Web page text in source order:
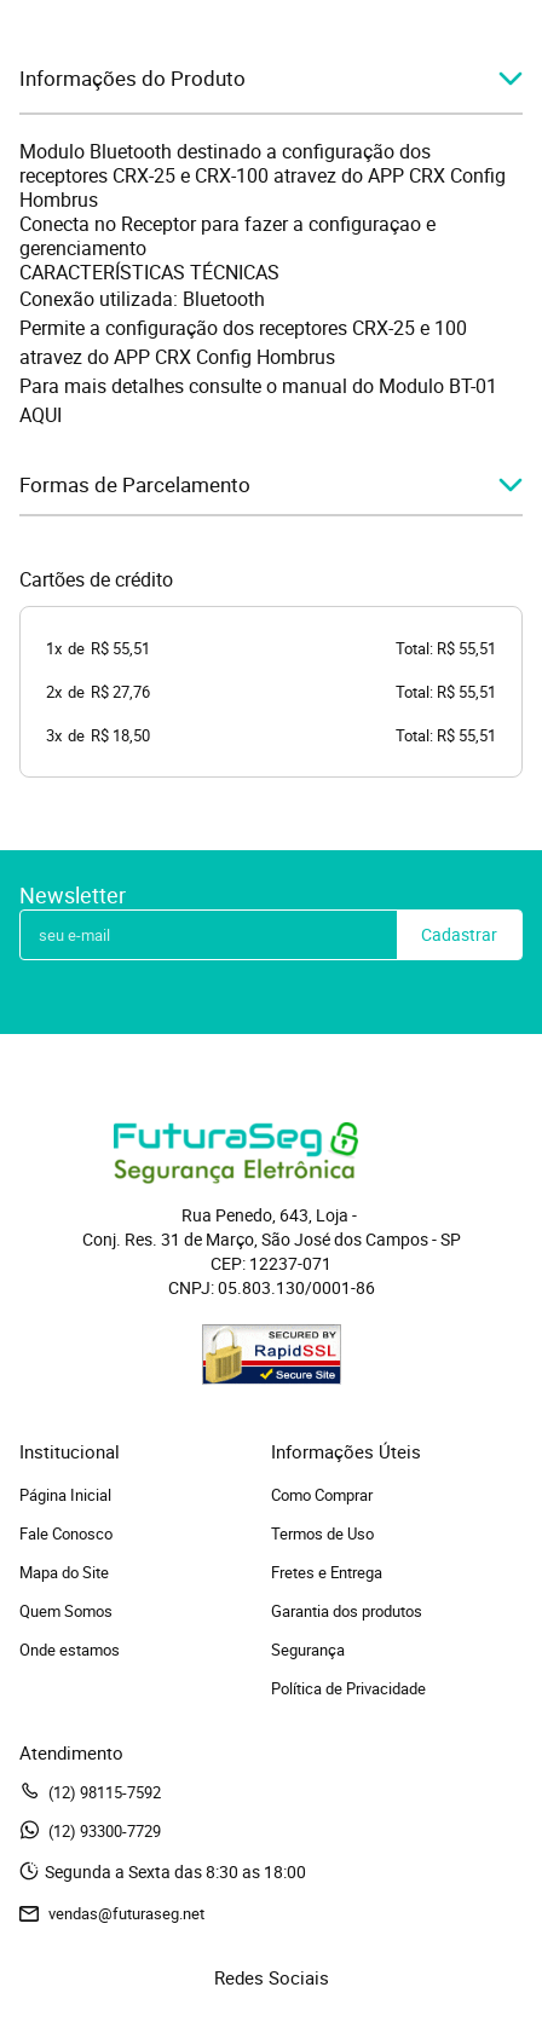
Informações do Produto
Modulo Bluetooth destinado a configuração dos
receptores CRX-25 e CRX-100 atravez do APP CRX Config
Hombrus
Conecta no Receptor para fazer a configuraçao e
gerenciamento
CARACTERÍSTICAS TÉCNICAS
Conexão utilizada: Bluetooth
Permite a configuração dos receptores CRX-25 e 100
atravez do APP CRX Config Hombrus
Para mais detalhes consulte o manual do Modulo BT-01
AQUI
Formas de Parcelamento
Cartões de crédito
1x de R$ 55,51
Total: R$ 55,51
2x de R$ 27,76
Total: R$ 55,51
3x de R$ 18,50 Total: R$ 55,51
Newsletter
Cadastrar
Rua Penedo, 643, Loja -
Conj. Res. 31 de Março, São José dos Campos - SP
CEP: 12237-071
CNPJ: 05.803.130/0001-86
Institucional
Página Inicial
Fale Conosco
Mapa do Site
Quem Somos
Onde estamos
Informações Úteis
Como Comprar
Termos de Uso
Fretes e Entrega
Garantia dos produtos
Segurança
Política de Privacidade
Atendimento
(12) 98115-7592
(12) 93300-7729
Segunda a Sexta das 8:30 as 18:00
vendas@futuraseg.net
Redes Sociais